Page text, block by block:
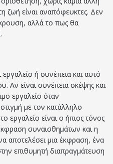
ζωή είναι αναπόφευκτες. Δεν
αλλά το πως θα
ή συνέπεια και αυτό
Αν είναι συνέπεια σκέψης και
εργαλείο όταν
με τον κατάλληλο
εργαλείο είναι ο ήπιος τόνος
συναισθημάτων και η
αποτελέσει μια έκφραση, ένα
επιθυμητή διαπραγμάτευση